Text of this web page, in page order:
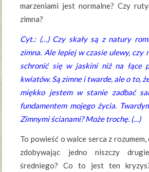
marzeniami jest normalne? Czy
zimna?
Cyt.: (…) Czy skały są z natury
zimna. Ale lepiej w czasie ulewy, czy
schronić się w jaskini niż na łące
kwiatów. Są zimne i twarde, ale o to,
miękko jestem w stanie zadbać
fundamentem mojego życia.
Zimnymi ścianami? Może trochę. (…)
To powieść o walce serca z
zdobywając jedno niszczy
średniego? Co to jest ten